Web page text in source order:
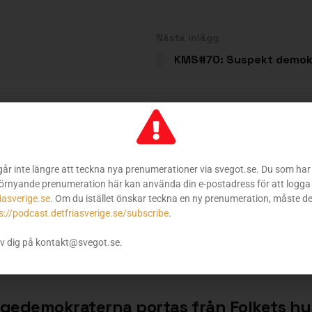
KMS#70: Suspekt
kommunerna och
2025
om återvandringsbidraget fortsätter, och allt fler kommuner
portas från Folkets
inte längre att teckna nya prenumerationer via svegot.se. Du som har
prenumeration här kan använda din e-postadress för att logga
. Om du istället önskar teckna en ny prenumeration, måste
podcast.detfriasverige.se/subscribe.
dig på kontakt@svegot.se.